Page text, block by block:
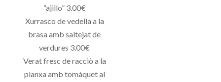
“ajillo” 3.00€
Xurrasco de vedella a la
brasa amb saltejat de
verdures 3.00€
Verat fresc de racciò a la
planxa amb tomàquet al